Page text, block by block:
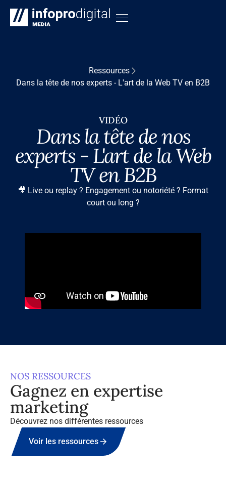
Ressources
Dans la tête de nos experts - L'art de la Web TV en B2B
VIDÉO
Dans la tête de nos
experts - L'art de la Web
TV en B2B
🎥 Live ou replay ? Engagement ou notoriété ? Format
court ou long ?
NOS RESSOURCES
Gagnez en expertise
marketing
Découvrez nos différentes ressources
Voir les ressources